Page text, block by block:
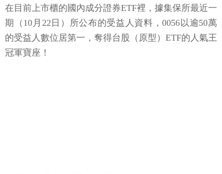
在目前上市櫃的國內成分證券ETF裡，據集保所最近一
期（10月22日）所公布的受益人資料，0056以逾50萬
的受益人數位居第一，奪得台股（原型）ETF的人氣王
冠軍寶座！